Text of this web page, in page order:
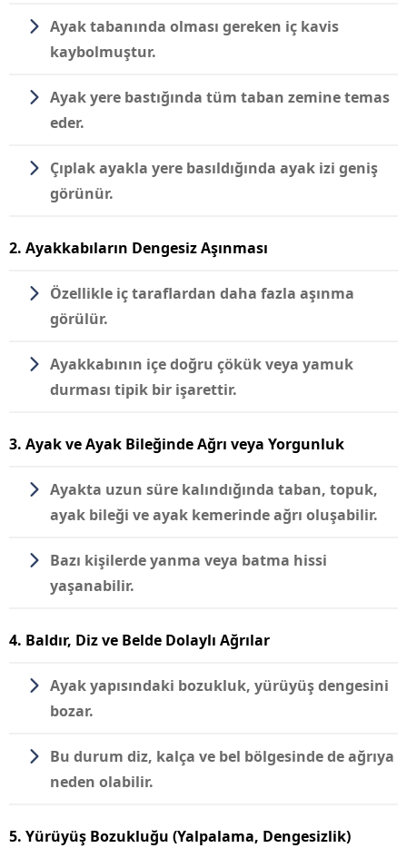
Ayak tabanında olması gereken iç kavis
kaybolmuştur.
Ayak yere bastığında tüm taban zemine temas
eder.
Çıplak ayakla yere basıldığında ayak izi geniş
görünür.
2. Ayakkabıların Dengesiz Aşınması
Özellikle iç taraflardan daha fazla aşınma
görülür.
Ayakkabının içe doğru çökük veya yamuk
durması tipik bir işarettir.
3. Ayak ve Ayak Bileğinde Ağrı veya Yorgunluk
Ayakta uzun süre kalındığında taban, topuk,
ayak bileği ve ayak kemerinde ağrı oluşabilir.
Bazı kişilerde yanma veya batma hissi
yaşanabilir.
4. Baldır, Diz ve Belde Dolaylı Ağrılar
Ayak yapısındaki bozukluk, yürüyüş dengesini
bozar.
Bu durum diz, kalça ve bel bölgesinde de ağrıya
neden olabilir.
5. Yürüyüş Bozukluğu (Yalpalama, Dengesizlik)